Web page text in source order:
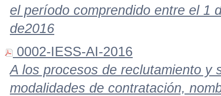
el período comprendido entre el 1
de2016
0002-IESS-AI-2016
A los procesos de reclutamiento y
modalidades de contratación,